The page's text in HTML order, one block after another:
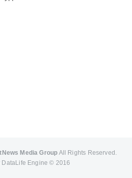
Media Group All Rights Reserved.
DataLife Engine © 2016